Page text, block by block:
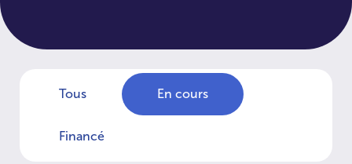
Tous En cours
Financé